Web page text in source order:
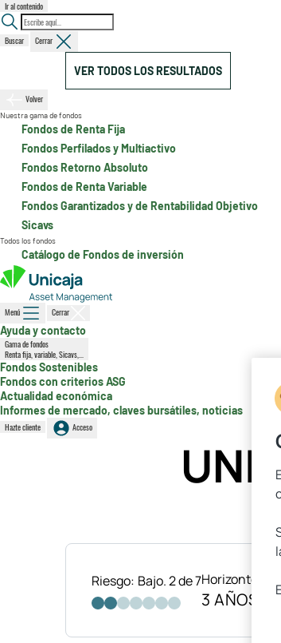
Ir al contenido
Buscar Cerrar
VER TODOS LOS RESULTADOS
Volver
Nuestra gama de fondos
Fondos de Renta Fija
Fondos Perfilados y Multiactivo
Fondos Retorno Absoluto
Fondos de Renta Variable
Fondos Garantizados y de Rentabilidad Objetivo
Sicavs
Todos los fondos
Catálogo de Fondos de inversión
Menú Cerrar
Ayuda y contacto
Gama de fondos
Renta fija, variable, Sicavs,...
Fondos Sostenibles
Fondos con criterios ASG
Actualidad económica
Informes de mercado, claves bursátiles, noticias
Hazte cliente Acceso
Riesgo: Bajo. 2 de 7Horizonte
3 AÑOS